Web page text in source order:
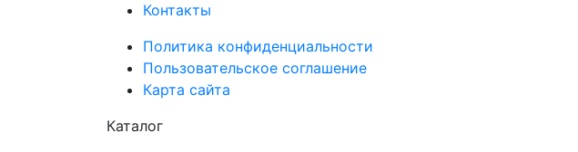
Контакты
Политика конфиденциальности
Пользовательское соглашение
Карта сайта
Каталог